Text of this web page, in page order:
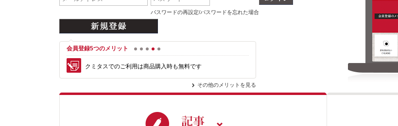
パスワードの再設定/パスワードを忘れた場合
会員登録5つのメリット 1 2 3 4
クミタスでのご利用は商品購入時も無料です
ショップ別に、今までに購入・ブックマークした
どの商品をいま取り扱っているかがわかります
その他のメリットを見る